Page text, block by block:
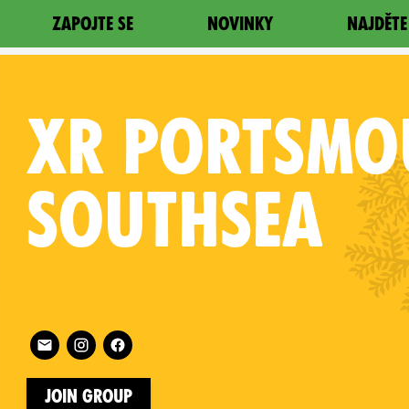
ZAPOJTE SE NOVINKY
XR
SOUTHSEA
Follow XR Portsmouth and Southsea on
Join Group